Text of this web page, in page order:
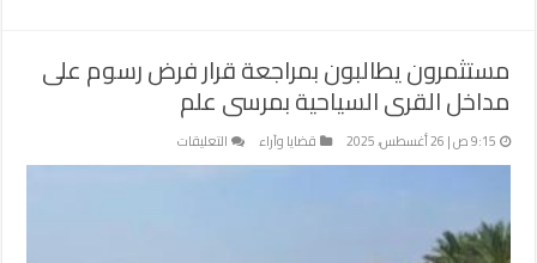
مستثمرون يطالبون بمراجعة قرار فرض رسوم على
مداخل القرى السياحية بمرسى علم
9:15 ص | 26 أغسطس، 2025 قضايا وآراء التعليقات
مستثمرون